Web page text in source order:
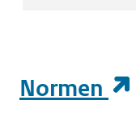
Normen